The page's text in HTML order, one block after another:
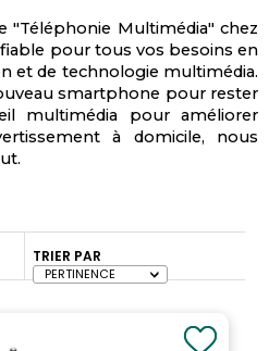
"Téléphonie Multimédia" chez
pour tous vos besoins en
et de technologie multimédia.
smartphone pour rester
multimédia pour améliorer
à domicile, nous
TRIER PAR